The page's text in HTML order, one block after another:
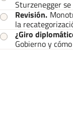
Sturzenegger
Revisión.
la
¿Giro
Gobierno y